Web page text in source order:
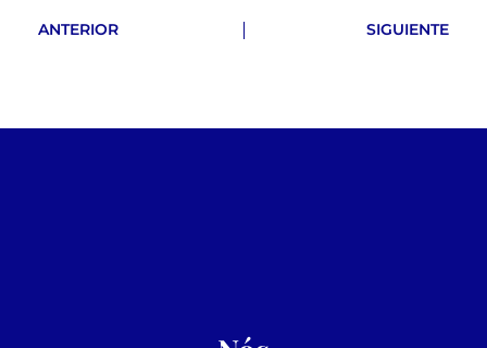
ANTERIOR SIGUIENTE